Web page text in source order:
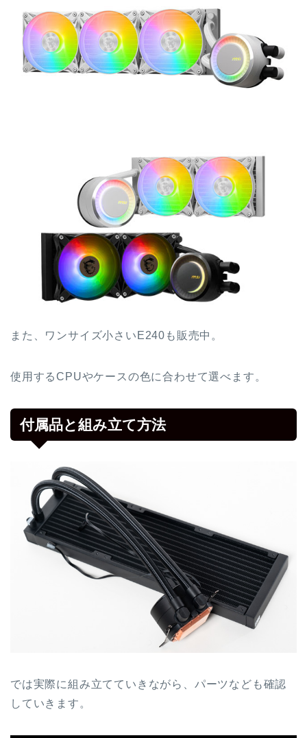
また、ワンサイズ小さいE240も販売中。
使用するCPUやケースの色に合わせて選べます。
付属品と組み立て方法
では実際に組み立てていきながら、パーツなども確認
していきます。